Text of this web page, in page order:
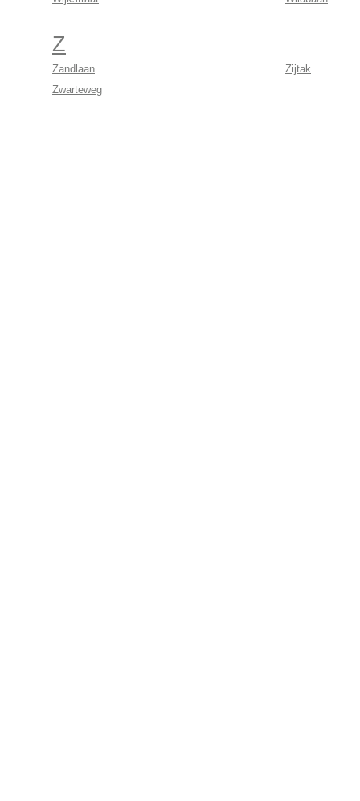
Z
Zandlaan
Zijtak
Zwarteweg